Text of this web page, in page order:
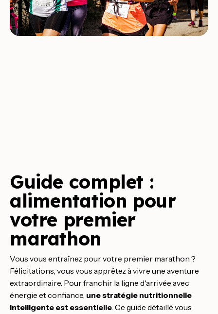
Guide complet :
alimentation pour
votre premier
marathon
Vous vous entraînez pour votre premier marathon ?
Félicitations, vous vous apprêtez à vivre une aventure
extraordinaire. Pour franchir la ligne d'arrivée avec
énergie et confiance, une stratégie nutritionnelle
intelligente est essentielle. Ce guide détaillé vous